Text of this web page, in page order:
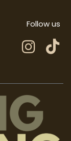
Follow us